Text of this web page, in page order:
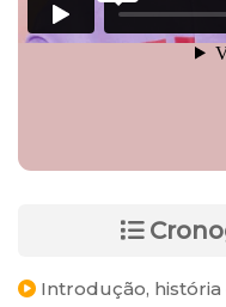
Introdução, história